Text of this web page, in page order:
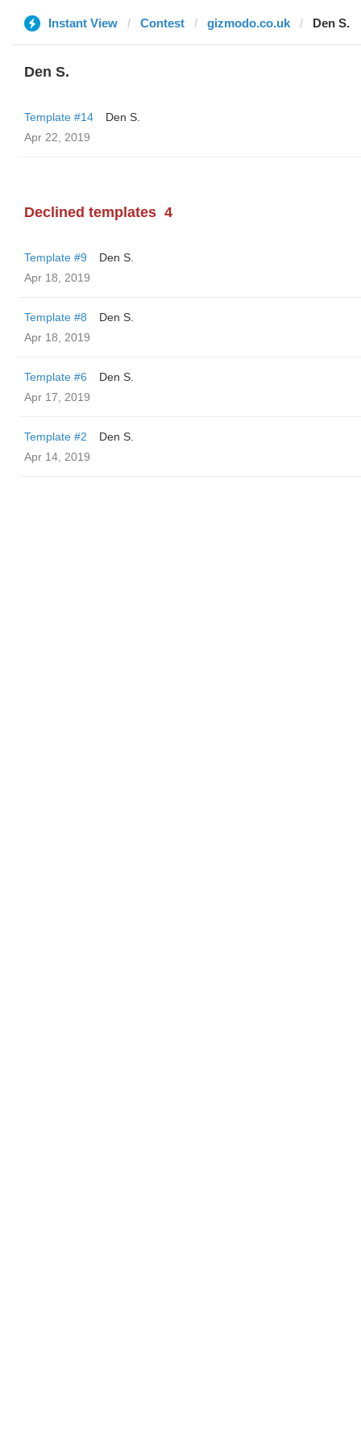
Instant View Contest gizmodo.co.uk Den S.
Den S.
Template #14
Den S.
Apr 22, 2019
Declined templates 4
Template #9
Den S.
Apr 18, 2019
Template #8
Den S.
Apr 18, 2019
Template #6
Den S.
Apr 17, 2019
Template #2
Den S.
Apr 14, 2019